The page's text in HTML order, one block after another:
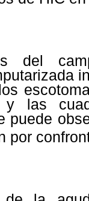
del
y las
puede
por